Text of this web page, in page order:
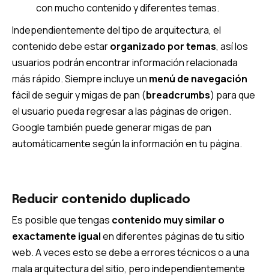
con mucho contenido y diferentes temas.
Independientemente del tipo de arquitectura, el
contenido debe estarorganizado por temas, así los
usuarios podrán encontrar información relacionada
más rápido. Siempre incluye un menú de navegación
fácil de seguir y migas de pan (breadcrumbs) para que
el usuario pueda regresar a las páginas de origen.
Google también puede generar migas de pan
automáticamente según la información en tu página.
Reducir contenido duplicado
Es posible que tengas contenido muy similar o
exactamente igualen diferentes páginas de tu sitio
web. A veces esto se debe a errores técnicos o a una
mala arquitectura del sitio, pero independientemente